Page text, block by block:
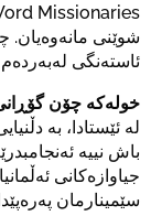
شوێنی مانەوەیان.
ئاستەنگی لەبەردەم
خولەکە چۆن
لە ئێستادا، بە
باش نییە
جیاوازەکانی
سێمینارمان